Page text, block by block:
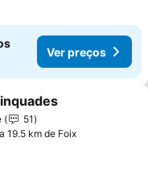
Ver preços
aos favoritos
51
19.5 km de Foix